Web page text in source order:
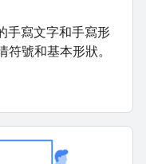
手寫文字和手寫形
號和基本形狀。